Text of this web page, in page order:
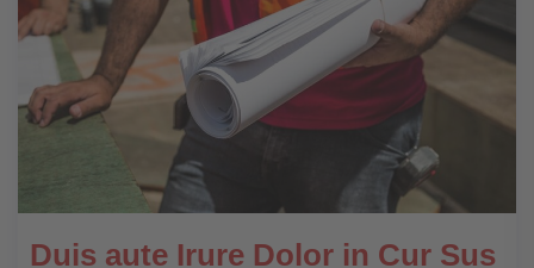
Duis aute Irure Dolor in Cur Sus